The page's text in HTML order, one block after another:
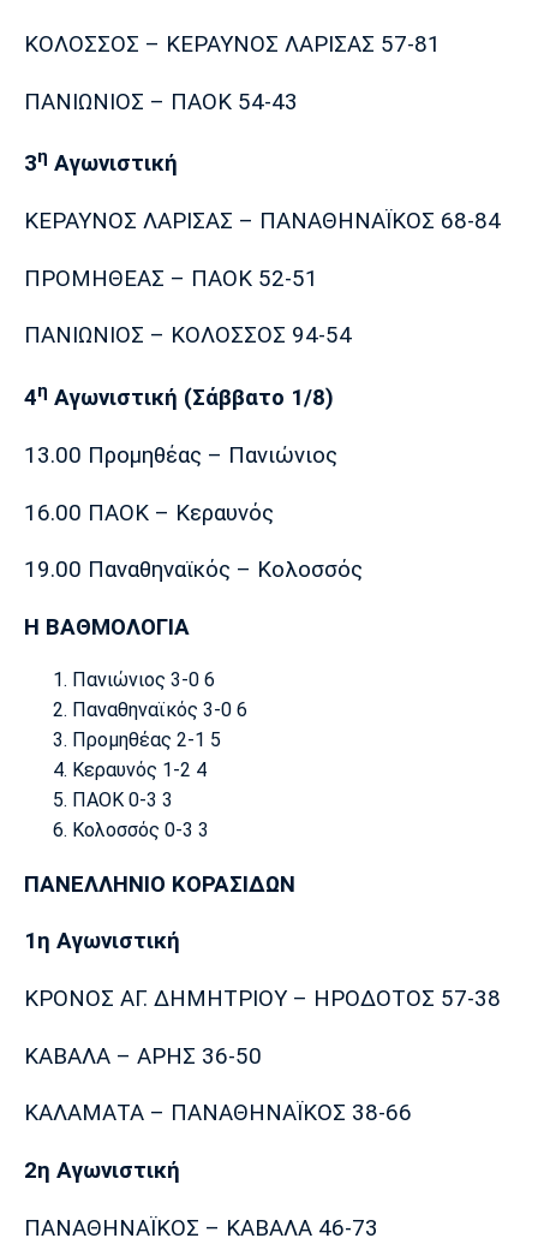
Αστέρας
Πόρτο Μπενφίκα
ΚΟΛΟΣΣΟΣ – ΚΕΡΑΥΝΟΣ ΛΑΡΙΣΑΣ 57-81
ΠΑΝΙΩΝΙΟΣ – ΠΑΟΚ 54-43
3η Αγωνιστική
ΚΕΡΑΥΝΟΣ ΛΑΡΙΣΑΣ – ΠΑΝΑΘΗΝΑΪΚΟΣ 68-84
ΠΡΟΜΗΘΕΑΣ – ΠΑΟΚ 52-51
ΠΑΝΙΩΝΙΟΣ – ΚΟΛΟΣΣΟΣ 94-54
4η Αγωνιστική (Σάββατο 1/8)
13.00 Προμηθέας – Πανιώνιος
16.00 ΠΑΟΚ – Κεραυνός
19.00 Παναθηναϊκός – Κολοσσός
Η ΒΑΘΜΟΛΟΓΙΑ
Πανιώνιος 3-0 6
Παναθηναϊκός 3-0 6
Προμηθέας 2-1 5
Κεραυνός 1-2 4
ΠΑΟΚ 0-3 3
Κολοσσός 0-3 3
ΠΑΝΕΛΛΗΝΙΟ ΚΟΡΑΣΙΔΩΝ
1η Αγωνιστική
ΚΡΟΝΟΣ ΑΓ. ΔΗΜΗΤΡΙΟΥ – ΗΡΟΔΟΤΟΣ 57-38
ΚΑΒΑΛΑ – ΑΡΗΣ 36-50
ΚΑΛΑΜΑΤΑ – ΠΑΝΑΘΗΝΑΪΚΟΣ 38-66
2η Αγωνιστική
ΠΑΝΑΘΗΝΑΪΚΟΣ – ΚΑΒΑΛΑ 46-73